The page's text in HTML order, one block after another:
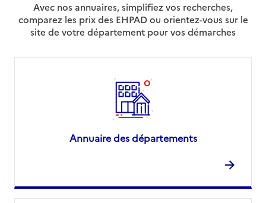
Avec nos annuaires, simplifiez vos recherches,
comparez les prix des EHPAD ou orientez-vous sur le
site de votre département pour vos démarches
Annuaire des départements